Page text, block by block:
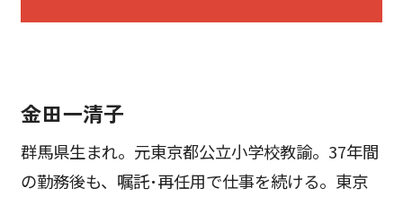
金田一清子
群馬県生まれ。元東京都公立小学校教諭。37年間
の勤務後も、嘱託･再任用で仕事を続ける。東京